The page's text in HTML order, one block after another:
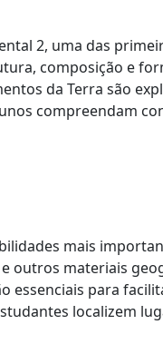
2, uma das
composição e
da Terra são
compreendam
mais
outros materiais
essenciais para
localizem